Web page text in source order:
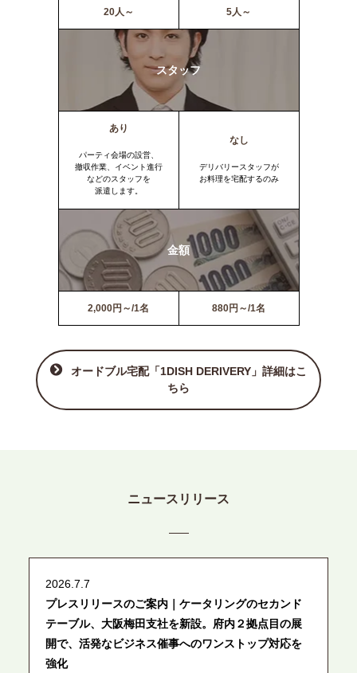
20人～ 5人～
スタッフ
あり
パーティ会場の設営、
撤収作業、イベント進行
などのスタッフを
派遣します。
なし
デリバリースタッフが
お料理を宅配するのみ
金額
2,000円～/1名 880円～/1名
オードブル宅配「1DISH DERIVERY」詳細はこ
ちら
ニュースリリース
2026.7.7
プレスリリースのご案内｜ケータリングのセカンド
テーブル、大阪梅田支社を新設。府内２拠点目の展
開で、活発なビジネス催事へのワンストップ対応を
強化